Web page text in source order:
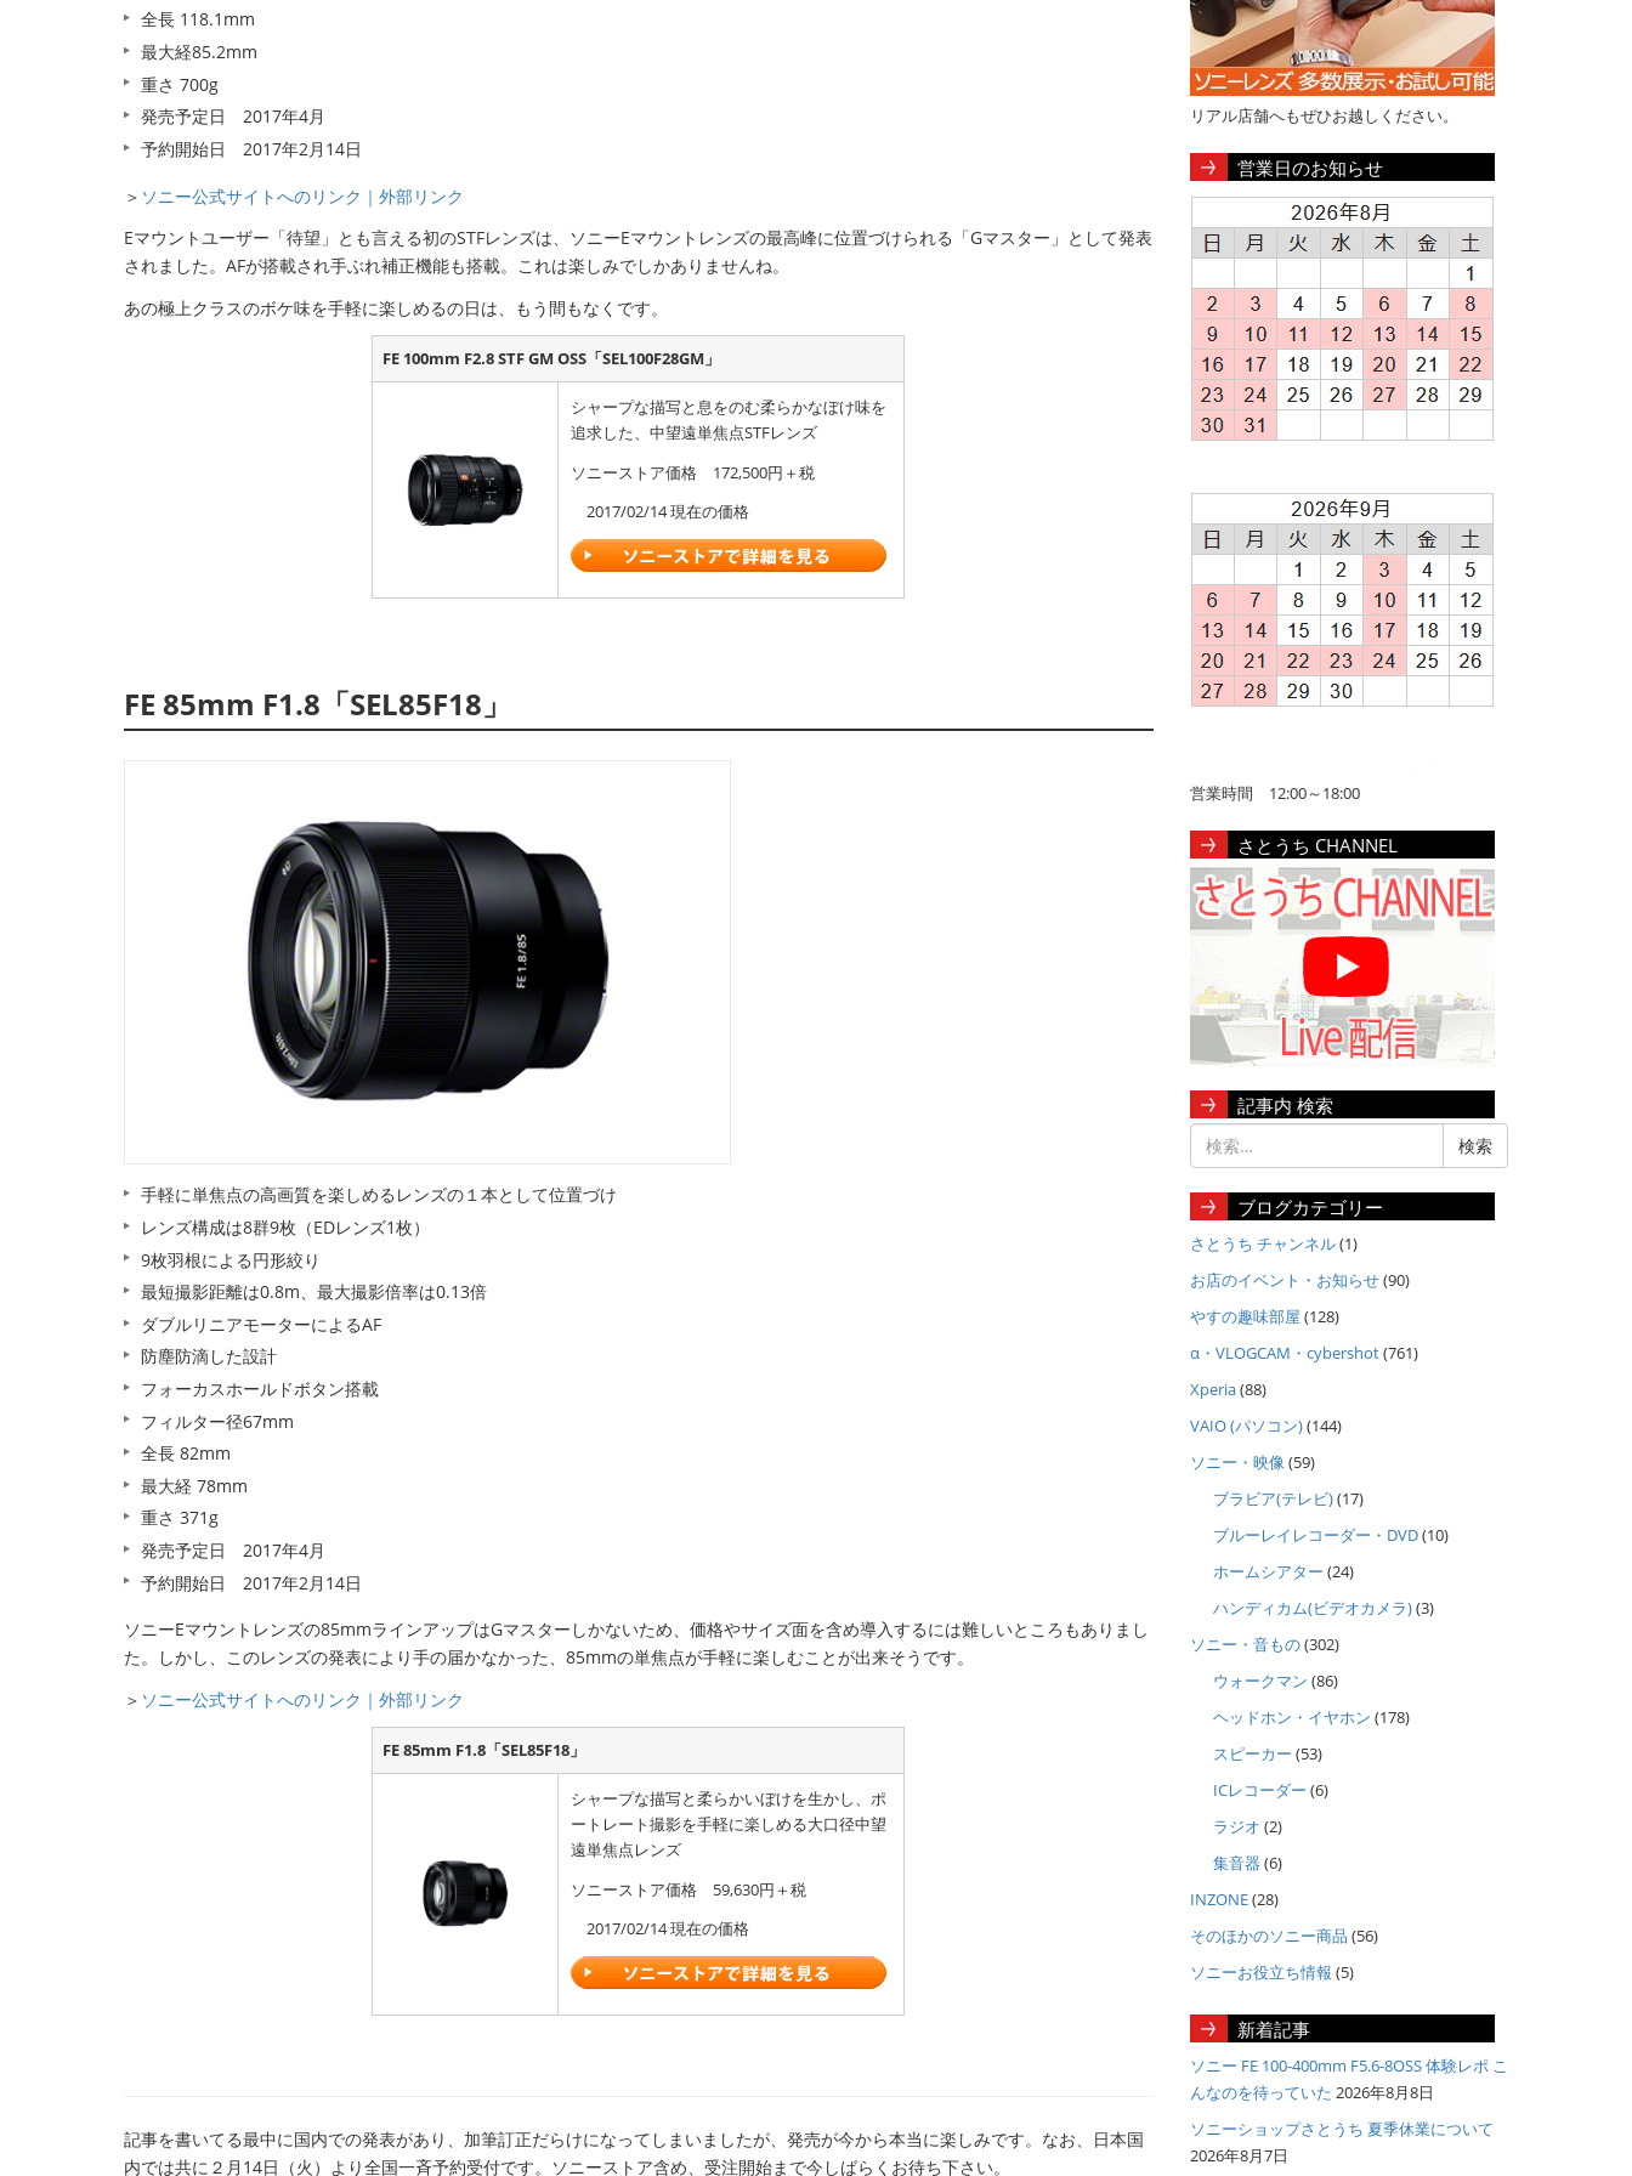
全長 118.1mm
最大経85.2mm
重さ 700g
発売予定日 2017年4月
予約開始日 2017年2月14日
＞ ソニー公式サイトへのリンク｜外部リンク
Eマウントユーザー「待望」とも言える初のSTFレンズは、ソニーEマウントレンズの最高峰に位置づけられる「Gマスター」として発表
されました。AFが搭載され手ぶれ補正機能も搭載。これは楽しみでしかありませんね。
あの極上クラスのボケ味を手軽に楽しめるの日は、もう間もなくです。
FE 100mm F2.8 STF GM OSS「SEL100F28GM」
シャープな描写と息をのむ柔らかなぼけ味を
追求した、中望遠単焦点STFレンズ
ソニーストア価格 172,500円＋税
2017/02/14 現在の価格
FE 85mm F1.8「SEL85F18」
手軽に単焦点の高画質を楽しめるレンズの１本として位置づけ
レンズ構成は8群9枚（EDレンズ1枚）
9枚羽根による円形絞り
最短撮影距離は0.8m、最大撮影倍率は0.13倍
ダブルリニアモーターによるAF
防塵防滴した設計
フォーカスホールドボタン搭載
フィルター径67mm
全長 82mm
最大経 78mm
重さ 371g
発売予定日 2017年4月
予約開始日 2017年2月14日
ソニーEマウントレンズの85mmラインアップはGマスターしかないため、価格やサイズ面を含め導入するには難しいところもありまし
た。しかし、このレンズの発表により手の届かなかった、85mmの単焦点が手軽に楽しむことが出来そうです。
＞ ソニー公式サイトへのリンク｜外部リンク
FE 85mm F1.8「SEL85F18」
シャープな描写と柔らかいぼけを生かし、ポ
ートレート撮影を手軽に楽しめる大口径中望
遠単焦点レンズ
ソニーストア価格 59,630円＋税
2017/02/14 現在の価格
記事を書いてる最中に国内での発表があり、加筆訂正だらけになってしまいましたが、発売が今から本当に楽しみです。なお、日本国
内では共に２月14日（火）より全国一斉予約受付です。ソニーストア含め、受注開始まで今しばらくお待ち下さい。
リアル店舗へもぜひお越しください。
営業日のお知らせ
営業時間 12:00～18:00
さとうち CHANNEL
記事内 検索
ブログカテゴリー
さとうち チャンネル(1)
お店のイベント・お知らせ(90)
やすの趣味部屋 (128)
α・VLOGCAM・cybershot(761)
Xperia(88)
VAIO (パソコン)(144)
ソニー・映像(59)
ブラビア(テレビ)(17)
ブルーレイレコーダー・DVD(10)
ホームシアター (24)
ハンディカム(ビデオカメラ)(3)
ソニー・音もの(302)
ウォークマン (86)
ヘッドホン・イヤホン (178)
スピーカー (53)
ICレコーダー (6)
ラジオ (2)
集音器 (6)
INZONE(28)
そのほかのソニー商品 (56)
ソニーお役立ち情報 (5)
新着記事
ソニー FE 100-400mm F5.6-8OSS 体験レポ こ
んなのを待っていた 2026年8月8日
ソニーショップさとうち 夏季休業について
2026年8月7日